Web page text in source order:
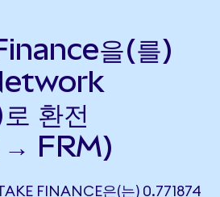
을(를)
환전
→ FRM)
FINANCE은(는) 0.771874